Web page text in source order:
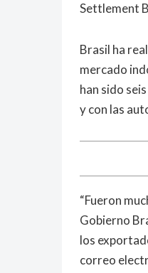
Settlement
Brasil ha
mercado
han sido
y con las
“Fueron
Gobierno
los
correo